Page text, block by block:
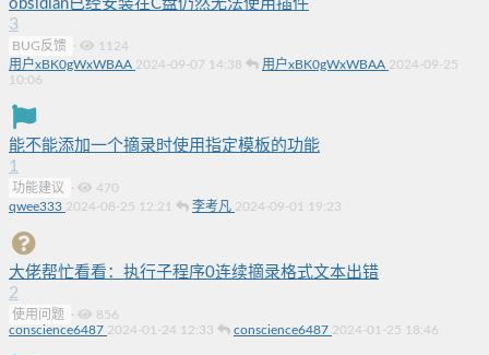
obsidian已经安装在C盘仍然无法使用插件
3
BUG反馈 ·
1124
用户xBK0gWxWBAA 2024-09-07 14:38 用户xBK0gWxWBAA 2024-09-25
10:06
能不能添加一个摘录时使用指定模板的功能
1
功能建议 ·
470
qwee333 2024-08-25 12:21 李考凡 2024-09-01 19:23
大佬帮忙看看：执行子程序0连续摘录格式文本出错
2
使用问题 ·
856
conscience6487 2024-01-24 12:33 conscience6487 2024-01-25 18:46